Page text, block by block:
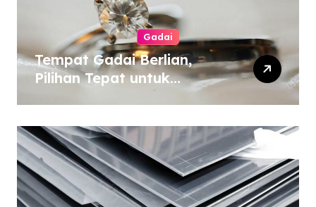
Gadai
Tempat Gadai Berlian,
Pilihan Tepat untuk